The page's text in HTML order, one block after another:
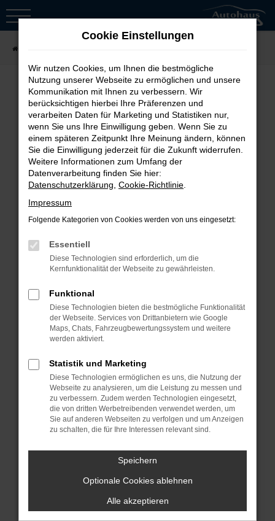
Zum
Fehler: Network Error
Beim Laden ist ein Fehler aufgetreten.
Hier sind ein paar Tipps, die dir helfen
können:
Überprüfe deine Firewall und
deine Internetverbindung.
Beispiel deine Suchmaschine?
Prüfe deine
Browsererweiterungen.
Manche Erweiterungen, wie
Werbeblocker, können das Laden
bestimmter Seiten verhindern.
anderen Browser oder in einem
privaten Fenster?
Starte dein Gerät neu.
Das kann manchmal helfen,
Stelle sicher, dass dein Browser
und dein Betriebssystem auf dem
neuesten Stand sind.
Cookie Einstellungen
Wir nutzen Cookies, um Ihnen die bestmögliche
Nutzung unserer Webseite zu ermöglichen und unsere
Kommunikation mit Ihnen zu verbessern. Wir
berücksichtigen hierbei Ihre Präferenzen und
verarbeiten Daten für Marketing und Statistiken nur,
wenn Sie uns Ihre Einwilligung geben. Wenn Sie zu
einem späteren Zeitpunkt Ihre Meinung ändern, können
Sie die Einwilligung jederzeit für die Zukunft widerrufen.
Weitere Informationen zum Umfang der
Datenverarbeitung finden Sie hier:
Datenschutzerklärung Cookie-Richtlinie
Impressum
Folgende Kategorien von Cookies werden von uns eingesetzt:
Essentiell
Diese Technologien sind erforderlich, um die
Kernfunktionalität der Webseite zu gewährleisten.
Funktional
Diese Technologien bieten die bestmögliche Funktionalität
der Webseite. Services von Drittanbietern wie Google
Maps, Chats, Fahrzeugbewertungssystem und weitere
werden aktiviert.
Statistik und Marketing
Diese Technologien ermöglichen es uns, die Nutzung der
Webseite zu analysieren, um die Leistung zu messen und
zu verbessern. Zudem werden Technologien eingesetzt,
die von dritten Werbetreibenden verwendet werden, um
Sie auf anderen Webseiten zu verfolgen und um Anzeigen
zu schalten, die für Ihre Interessen relevant sind.
Speichern
Optionale Cookies ablehnen
Alle akzeptieren